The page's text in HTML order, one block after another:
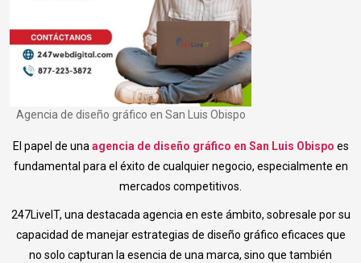
Agencia de diseño gráfico en San Luis Obispo
El papel de unaagencia de diseño gráfico en San Luis Obispo es
fundamental para el éxito de cualquier negocio, especialmente en
mercados competitivos.
247LiveIT, una destacada agencia en este ámbito, sobresale por su
capacidad de manejar estrategias de diseño gráfico eficaces que
no solo capturan la esencia de una marca, sino que también